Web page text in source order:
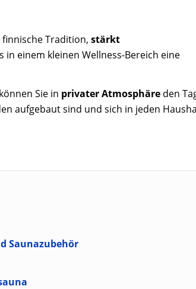
finnische Tradition,stärkt
einem kleinen Wellness-Bereich eine
Sie in privater Atmosphäre den
aufgebaut sind und sich in jeden
Saunazubehör